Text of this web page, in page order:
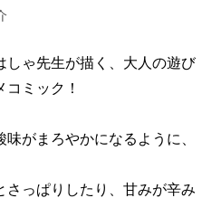
しゃ先生が描く、大人の遊び
ミック！
がまろやかになるように、
さっぱりしたり、甘みが辛み